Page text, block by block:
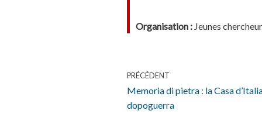
Organisation :Jeunes
PRÉCÉDENT
Memoria di pietra : la Casa
dopoguerra